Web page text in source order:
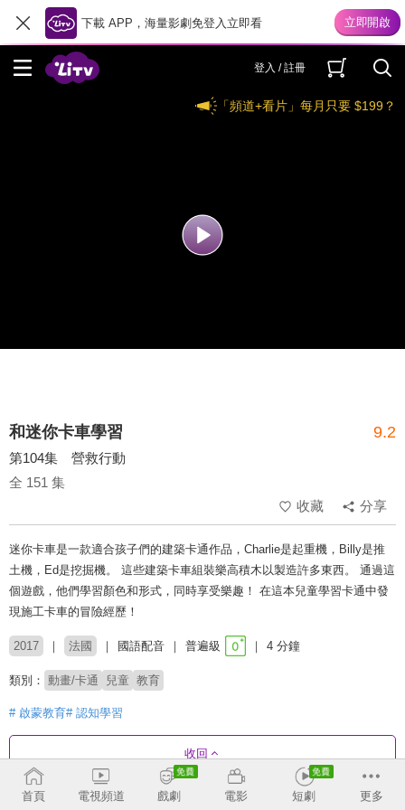
下載 APP，海量影劇免登入立即看
登入 / 註冊
「頻道+看片」每月只要 $199？
和迷你卡車學習 9.2
第104集 營救行動
全 151 集
收藏
分享
迷你卡車是一款適合孩子們的建築卡通作品，Charlie是起重機，Billy是推
土機，Ed是挖掘機。 這些建築卡車組裝樂高積木以製造許多東西。 通過這
個遊戲，他們學習顏色和形式，同時享受樂趣！ 在這本兒童學習卡通中發
現施工卡車的冒險經歷！
2017 法國 國語配音 普遍級 4 分鐘
類別： 動畫/卡通 兒童 教育
# 啟蒙教育# 認知學習
收回
首頁 電視頻道 戲劇 電影 短劇 更多